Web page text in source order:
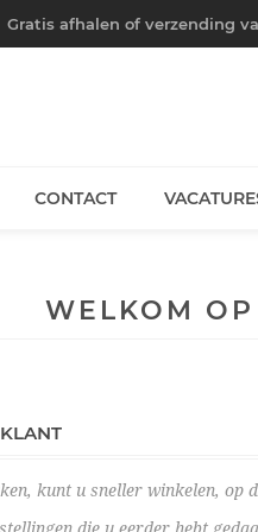
Gratis afhalen of verzending
CONTACT
WELKOM
kunt u sneller winkelen, op